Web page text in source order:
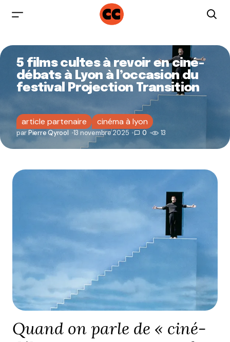
5 films cultes à revoir en ciné-
débats à Lyon à l’occasion du
festival Projection Transition
article partenaire cinéma à lyon
parPierre Qyrool 13 novembre 2025 0 13
Quand on parle de « ciné-